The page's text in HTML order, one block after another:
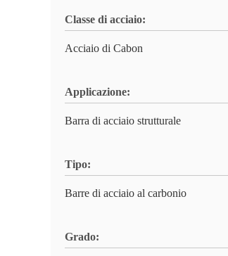
Classe di acciaio:
Acciaio di Cabon
Applicazione:
Barra di acciaio strutturale
Tipo:
Barre di acciaio al carbonio
Grado: